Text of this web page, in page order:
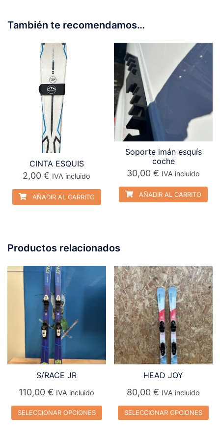
También te recomendamos…
CINTA ESQUIS
2,00€ IVA incluido
AÑADIR AL CARRITO
Soporte imán esquís
coche
30,00€ IVA incluido
AÑADIR AL CARRITO
Productos relacionados
S/RACE JR
110,00€ IVA incluido
SELECCIONAR OPCIONES
HEAD JOY
80,00€ IVA incluido
SELECCIONAR OPCIONES